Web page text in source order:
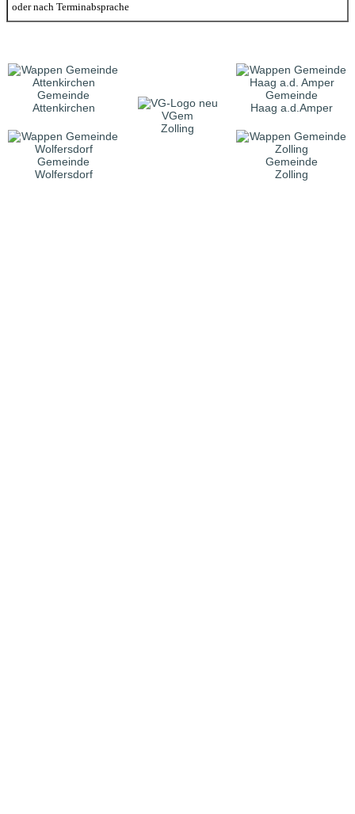
oder nach Terminabsprache
Gemeinde
Attenkirchen
VGem
Zolling
Gemeinde
Haag a.d.Amper
Gemeinde
Wolfersdorf
Gemeinde
Zolling